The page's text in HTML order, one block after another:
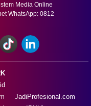
Media Online
WhatsApp: 0812
JadiProfesional.com